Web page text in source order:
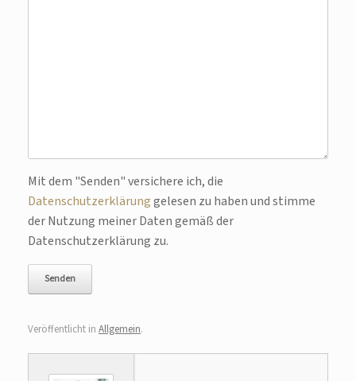
Bitte lasse dieses Feld leer.
Mit dem "Senden" versichere ich, die
Datenschutzerklärunggelesen zu haben und stimme
der Nutzung meiner Daten gemäß der
Datenschutzerklärung zu.
Veröffentlicht in Allgemein.